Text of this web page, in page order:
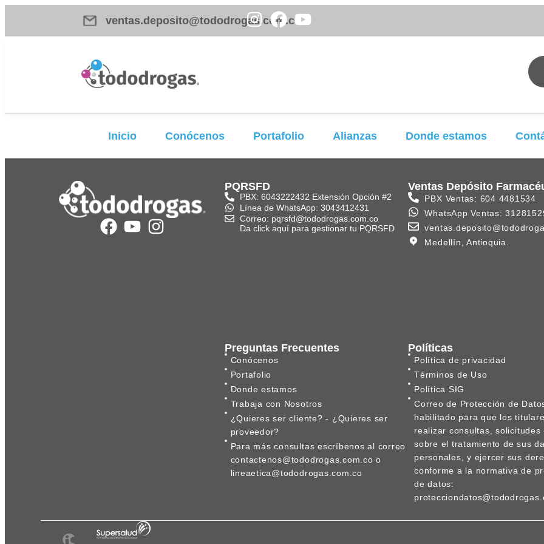
ventas.deposito@tododrogas.com.co
Inicio Conócenos Portafolio Alianzas Donde estamos
PQRSFD
PBX: 6043222432 Extensión Opción #2
Línea de WhatsApp: 3043412431
Correo: pqrsfd@tododrogas.com.co
Da click aquí para gestionar tu PQRSFD
Ventas Depósito
PBX Ventas: 604 4481534
WhatsApp Ventas:
Medellín, Antioquia.
Preguntas Frecuentes
Conócenos
Portafolio
Donde estamos
Trabaja con Nosotros
¿Quieres ser cliente? - ¿Quieres ser
proveedor?
Para más consultas escríbenos al correo
contactenos@tododrogas.com.co o
lineaetica@tododrogas.com.co
Políticas
Política de privacidad
Términos de Uso
Política SIG
Correo de Protección de
habilitado para que los
realizar consultas, solicitudes
sobre el tratamiento de sus
personales, y ejercer sus
conforme a la normativa de
de datos: